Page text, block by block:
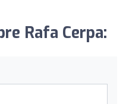
Rafa Cerpa: